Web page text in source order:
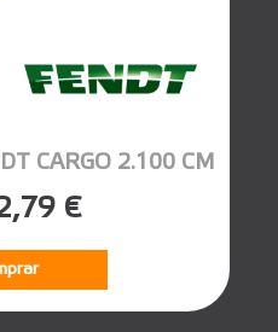
CARGO 2.100 CM
€